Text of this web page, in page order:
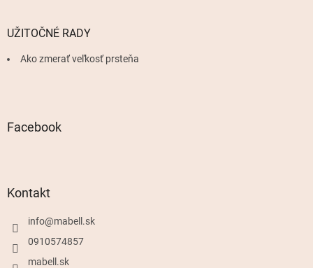
UŽITOČNÉ RADY
Ako zmerať veľkosť prsteňa
Facebook
Kontakt
info@mabell.sk
0910574857
mabell.sk